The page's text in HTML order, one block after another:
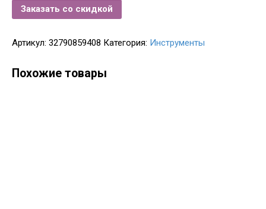
Заказать со скидкой
Артикул: 32790859408 Категория: Инструменты
Похожие товары